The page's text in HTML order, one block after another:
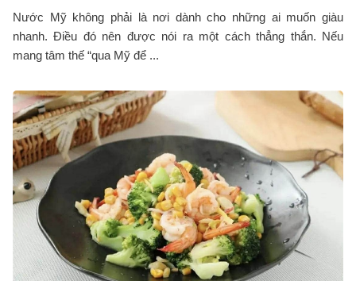
Nước Mỹ không phải là nơi dành cho những ai muốn giàu
nhanh. Điều đó nên được nói ra một cách thẳng thắn. Nếu
mang tâm thế “qua Mỹ để ...